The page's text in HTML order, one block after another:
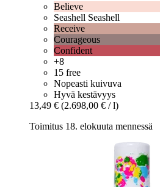
Believe
Seashell Seashell
Receive
Courageous
Confident
+8
15 free
Nopeasti kuivuva
Hyvä kestävyys
13,49 € (2.698,00 € / l)
Toimitus 18. elokuuta mennessä